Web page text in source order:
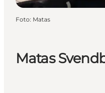
Matas
Foto: Matas